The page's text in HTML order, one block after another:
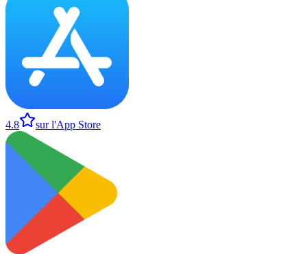
4.8 sur l'App Store